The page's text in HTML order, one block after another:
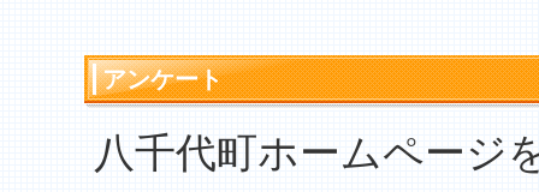
アンケート
八千代町ホームページ